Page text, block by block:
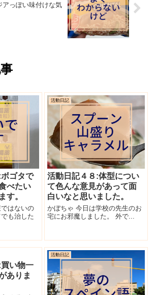
っぽい味付けな気
ゴタで
べたい
す。
はないの
も治した
活動日記
活動日記４８:体型につい
て色んな意見があって面
白いなと思いました。
かぼちゃ 今日は学校の先生のお
宅にお邪魔しました。 外で...
い物一
ありま
活動日記